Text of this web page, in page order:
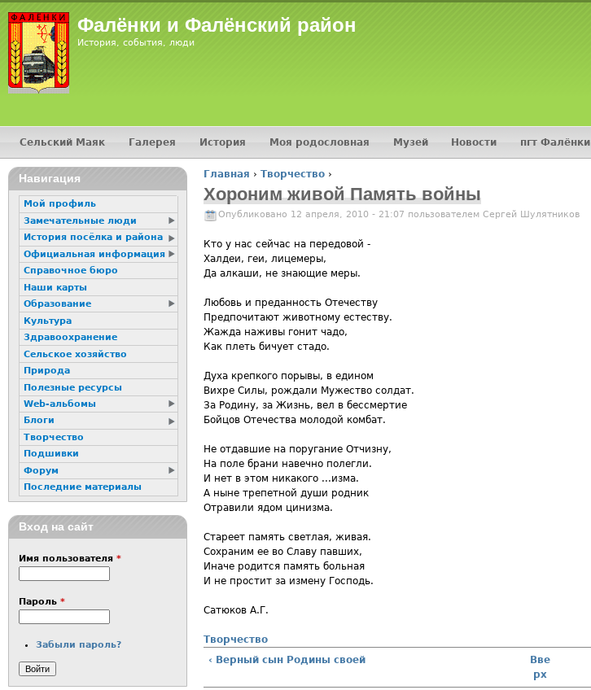
Фалёнки и Фалёнский район
История, события, люди
Вы здесь
Главная › Творчество ›
Хороним живой Память войны
Опубликовано 12 апреля, 2010 - 21:07 пользователем Сергей Шулятников
Кто у нас сейчас на передовой -
Халдеи, геи, лицемеры,
Да алкаши, не знающие меры.
Любовь и преданность Отечеству
Предпочитают животному естеству.
Жажда наживы гонит чадо,
Как плеть бичует стадо.
Духа крепкого порывы, в едином
Вихре Силы, рождали Мужество солдат.
За Родину, за Жизнь, вел в бессмертие
Бойцов Отечества молодой комбат.
Не отдавшие на поругание Отчизну,
На поле брани навечно полегли.
И нет в этом никакого ...изма.
А ныне трепетной души родник
Отравили ядом цинизма.
Стареет память светлая, живая.
Сохраним ее во Славу павших,
Иначе родится память больная
И не простит за измену Господь.
Сатюков А.Г.
Творчество
‹ Верный сын Родины своей
Вве
рх
Главное меню
Сельский Маяк Галерея История Моя родословная Музей Новости пгт Фалёнки
Навигация
Мой профиль
Замечательные люди
История посёлка и района
Официальная информация
Справочное бюро
Наши карты
Образование
Культура
Здравоохранение
Сельское хозяйство
Природа
Полезные ресурсы
Web-альбомы
Блоги
Творчество
Подшивки
Форум
Последние материалы
Вход на сайт
Имя пользователя *
Пароль *
Забыли пароль?